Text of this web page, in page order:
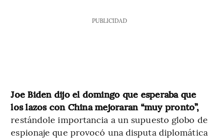
PUBLICIDAD
Joe Biden dijo el domingo que esperaba que
los lazos con China mejoraran “muy pronto”,
restándole importancia a un supuesto globo de
espionaje que provocó una disputa diplomática